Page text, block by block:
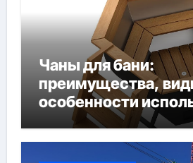
Чаны для бани:
преимущества,
особенности